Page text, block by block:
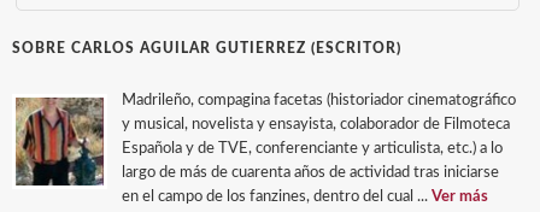
SOBRE CARLOS AGUILAR GUTIERREZ (ESCRITOR)
Madrileño, compagina facetas (historiador cinematográfico
y musical, novelista y ensayista, colaborador de Filmoteca
Española y de TVE, conferenciante y articulista, etc.) a lo
largo de más de cuarenta años de actividad tras iniciarse
en el campo de los fanzines, dentro del cual ... Ver más